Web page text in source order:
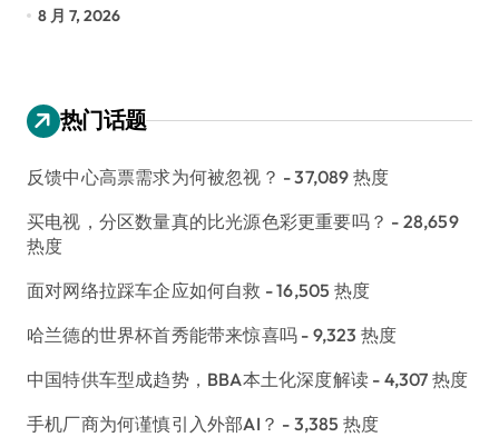
8 月 7, 2026
热门话题
反馈中心高票需求为何被忽视？ - 37,089 热度
买电视，分区数量真的比光源色彩更重要吗？ - 28,659
热度
面对网络拉踩车企应如何自救 - 16,505 热度
哈兰德的世界杯首秀能带来惊喜吗 - 9,323 热度
中国特供车型成趋势，BBA本土化深度解读 - 4,307 热度
手机厂商为何谨慎引入外部AI？ - 3,385 热度